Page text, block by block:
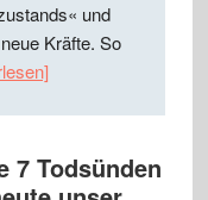
und
Kräfte. So
7 Todsünden